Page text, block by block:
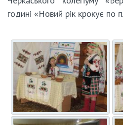
годині «Новий рік крокує по